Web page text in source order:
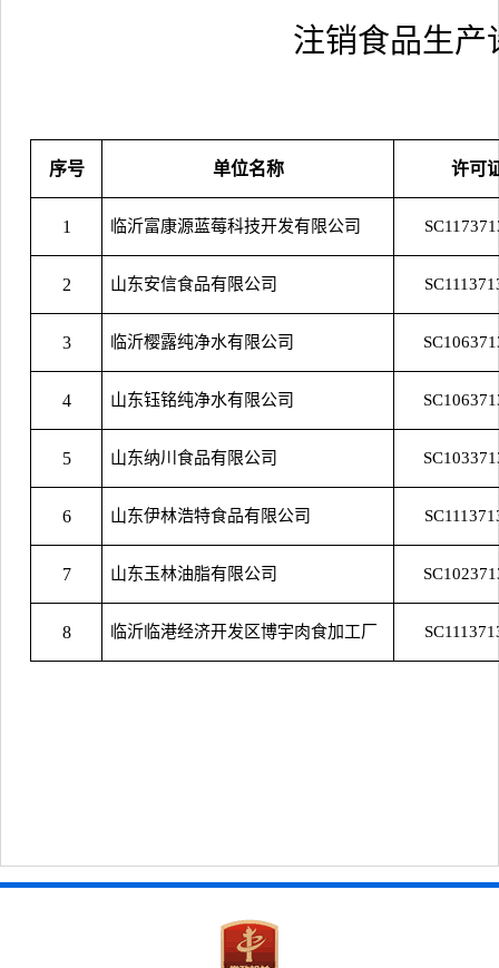
注销食品生产
序号 单位名称 许可
1 临沂富康源蓝莓科技开发有限公司
2 山东安信食品有限公司
3 临沂樱露纯净水有限公司
4 山东钰铭纯净水有限公司
5 山东纳川食品有限公司
6 山东伊林浩特食品有限公司
7 山东玉林油脂有限公司
8 临沂临港经济开发区博宇肉食加工厂